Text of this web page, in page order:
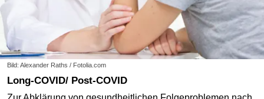
Bild: Alexander Raths / Fotolia.com
Long-COVID/ Post-COVID